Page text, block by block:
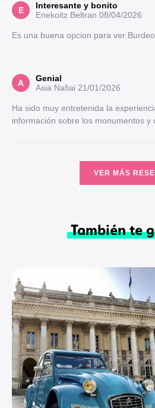
E
Interesante y bonito
Enekoitz Beltran 08/04/2026
Es una buena opcion para ver
A
Genial
Asia Nafiai 21/01/2026
Ha sido muy entretenida la
información sobre los monumentos y
VER MÁS
También te